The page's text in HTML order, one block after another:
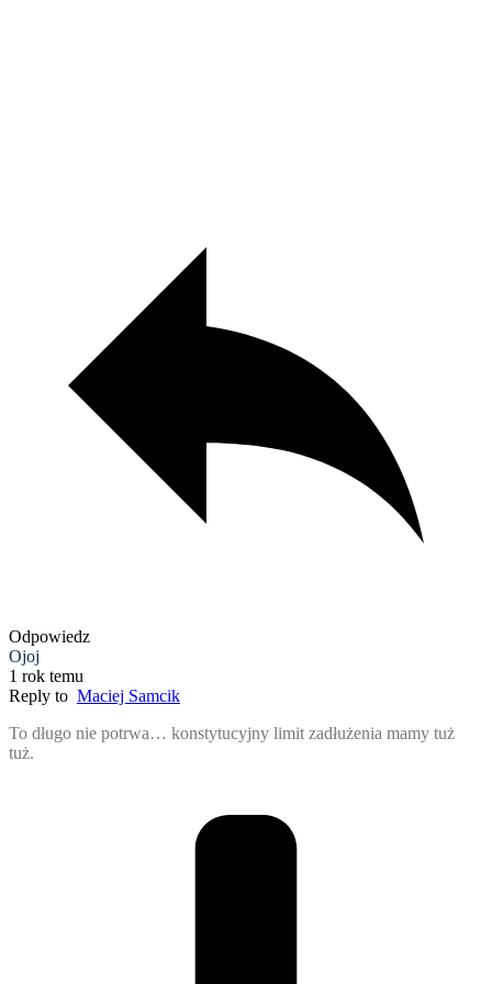
Odpowiedz
Ojoj
1 rok temu
Reply to Maciej Samcik
To długo nie potrwa… konstytucyjny limit zadłużenia mamy tuż
tuż.